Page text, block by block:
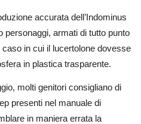
accurata dell’Indominus
personaggi, armati di tutto punto
caso in cui il lucertolone dovesse
in plastica trasparente.
molti genitori consigliano di
presenti nel manuale di
in maniera errata la